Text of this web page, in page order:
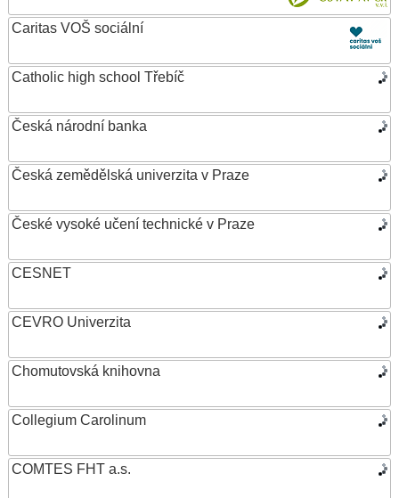
Caritas VOŠ sociální
Catholic high school Třebíč
Česká národní banka
Česká zemědělská univerzita v Praze
České vysoké učení technické v Praze
CESNET
CEVRO Univerzita
Chomutovská knihovna
Collegium Carolinum
COMTES FHT a.s.